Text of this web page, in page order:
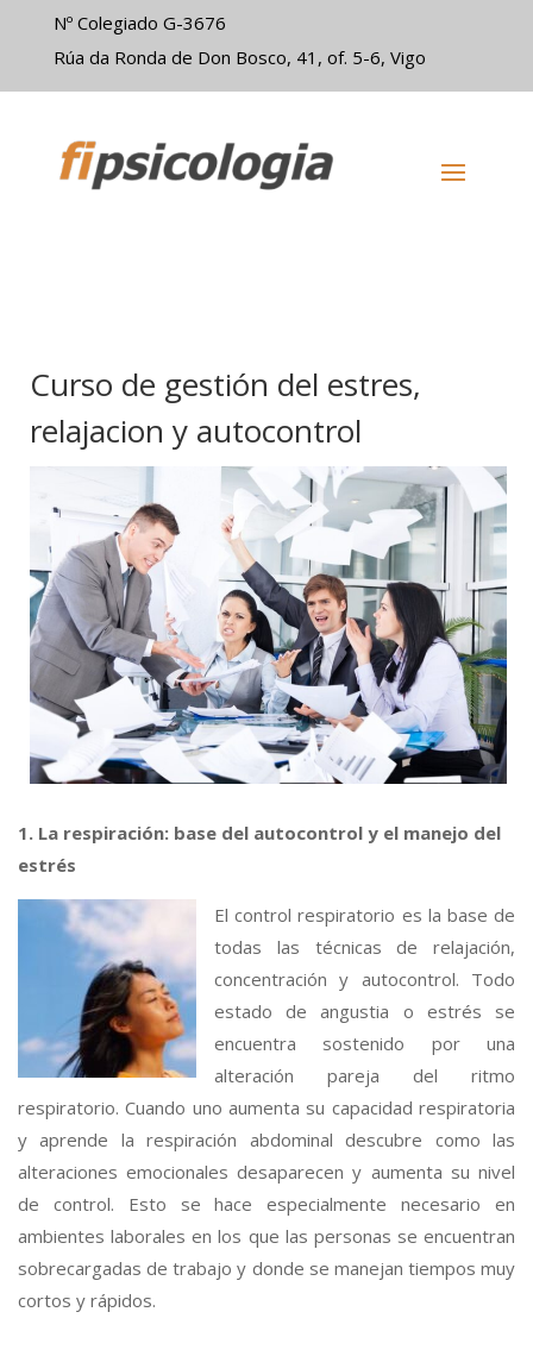
Nº Colegiado G-3676
Rúa da Ronda de Don Bosco, 41, of. 5-6, Vigo
Curso de gestión del estres,
relajacion y autocontrol
1. La respiración: base del autocontrol y el manejo del
estrés
El control respiratorio es la base de
todas las técnicas de relajación,
concentración y autocontrol. Todo
estado de angustia o estrés se
encuentra sostenido por una
alteración pareja del ritmo
respiratorio. Cuando uno aumenta su capacidad respiratoria
y aprende la respiración abdominal descubre como las
alteraciones emocionales desaparecen y aumenta su nivel
de control. Esto se hace especialmente necesario en
ambientes laborales en los que las personas se encuentran
sobrecargadas de trabajo y donde se manejan tiempos muy
cortos y rápidos.